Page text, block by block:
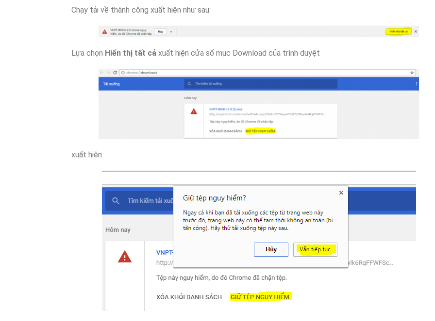
Chạy tải về thành công xuất hiện như sau:
Lựa chọn Hiển thị tất cả xuất hiện cửa số mục Download của trình duyệt
xuất hiện